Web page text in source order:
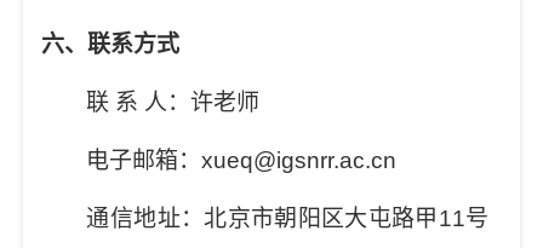
六、联系方式
联 系 人：许老师
电子邮箱：xueq@igsnrr.ac.cn
通信地址：北京市朝阳区大屯路甲11号